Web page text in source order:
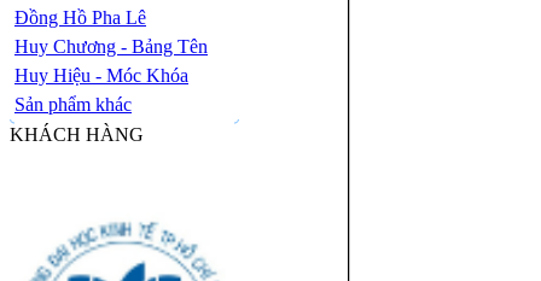
Đồng Hồ Pha Lê
Huy Chương - Bảng Tên
Huy Hiệu - Móc Khóa
Sản phẩm khác
KHÁCH HÀNG